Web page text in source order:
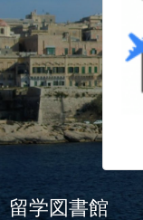
留学図書館